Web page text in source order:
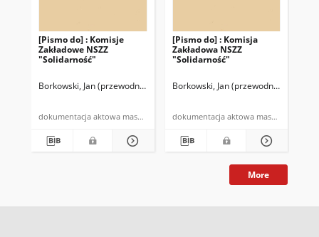
[Pismo do] : Komisje
Zakładowe NSZZ
"Solidarność"
Borkowski, Jan (przewodniczący RKK) NSZZ "Solidarność" Region
dokumentacja aktowa maszynopis
[Pismo do] : Komisja
Zakładowa NSZZ
"Solidarność"
Borkowski, Jan (przewodniczący
dokumentacja aktowa
More